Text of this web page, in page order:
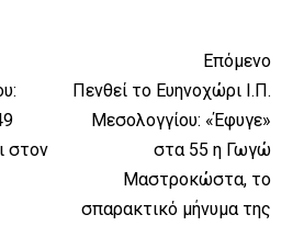
στον
Επόμενο
Πενθεί το Ευηνοχώρι Ι.Π.
Μεσολογγίου: «Έφυγε»
στα 55 η Γωγώ
Μαστροκώστα, το
σπαρακτικό μήνυμα της